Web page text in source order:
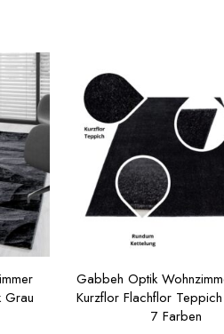
Grau
Gabbeh Optik
Kurzflor Flachflor
7 Farben